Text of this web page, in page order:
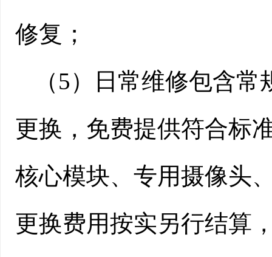
修复；
（5）日常维修包含常
更换，免费提供符合标
核心模块、专用摄像头
更换费用按实另行结算